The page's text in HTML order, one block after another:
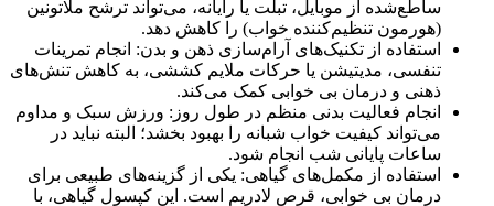
ساطع‌شده از موبایل، تبلت یا رایانه، می‌تواند ترشح ملاتونین
(هورمون تنظیم‌کننده خواب) را کاهش دهد.
استفاده از تکنیک‌های آرام‌سازی ذهن و بدن: انجام تمرینات
تنفسی، مدیتیشن یا حرکات ملایم کششی، به کاهش تنش‌های
ذهنی و درمان بی خوابی کمک می‌کند.
انجام فعالیت بدنی منظم در طول روز: ورزش سبک و مداوم
می‌تواند کیفیت خواب شبانه را بهبود بخشد؛ البته نباید در
ساعات پایانی شب انجام شود.
استفاده از مکمل‌های گیاهی: یکی از گزینه‌های طبیعی برای
درمان بی خوابی، قرص لادریم است. این کپسول گیاهی، با